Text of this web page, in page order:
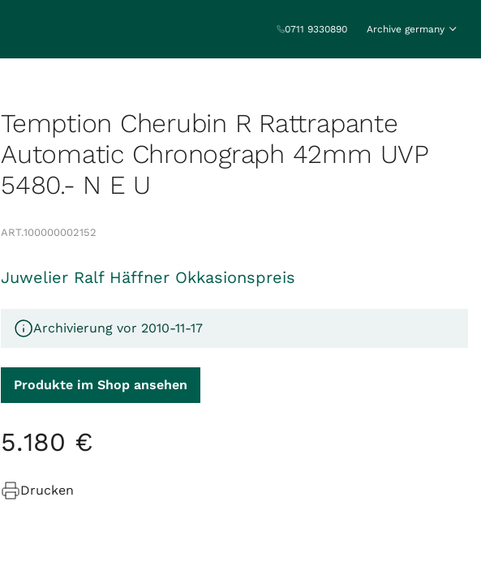
0711 9330890 Archive germany
Temption Cherubin R Rattrapante
Automatic Chronograph 42mm UVP
5480.- N E U
ART.100000002152
Juwelier Ralf Häffner Okkasionspreis
Archivierung vor 2010-11-17
Produkte im Shop ansehen
5.180 €
Drucken